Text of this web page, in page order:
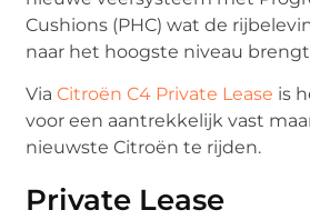
Cushions (PHC) wat de
naar het hoogste niveau
ViaCitroën C4 Private Lease is
voor een aantrekkelijk vast
nieuwste Citroën te rijden.
Private Lease